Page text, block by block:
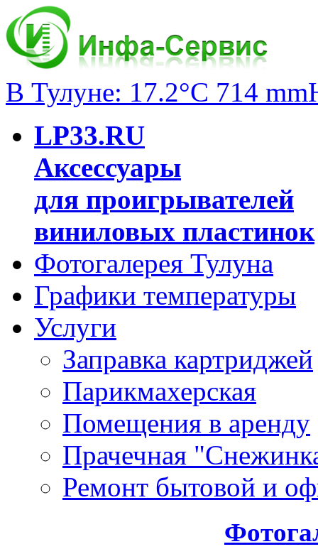
В Тулуне: 17.2°C 714
LP33.RU
Аксессуары
для проигрывателей
виниловых пластинок
Фотогалерея Тулуна
Графики температуры
Услуги
Заправка картриджей
Парикмахерская
Помещения в аренду
Прачечная
Ремонт бытовой и